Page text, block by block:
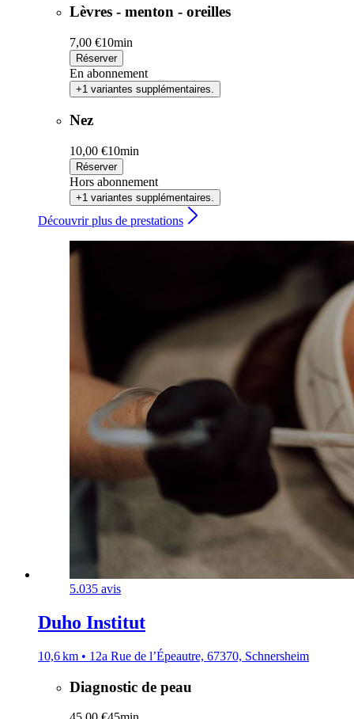
Lèvres - menton - oreilles
7,00 €10min
Réserver
En abonnement
+1 variantes supplémentaires.
Nez
10,00 €10min
Réserver
Hors abonnement
+1 variantes supplémentaires.
Découvrir plus de prestations
5.035 avis
Duho Institut
10,6 km • 12a Rue de l’Épeautre, 67370, Schnersheim
Diagnostic de peau